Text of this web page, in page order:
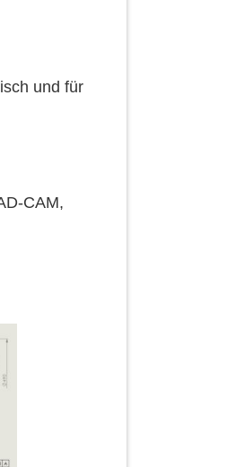
und für
CAM,